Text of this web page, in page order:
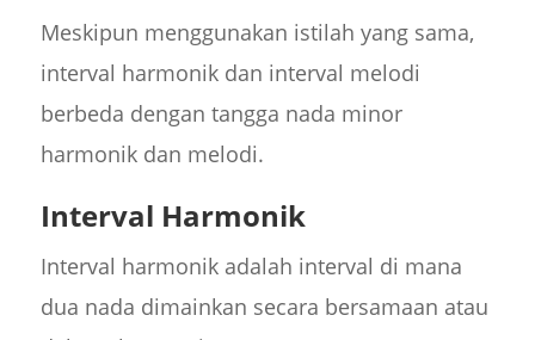
Meskipun menggunakan istilah yang sama,
interval harmonik dan interval melodi
berbeda dengan tangga nada minor
harmonik dan melodi.
Interval Harmonik
Interval harmonik adalah interval di mana
dua nada dimainkan secara bersamaan atau